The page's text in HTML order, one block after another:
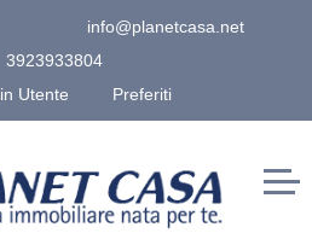
info@planetcasa.net
3923933804
Utente
Preferiti